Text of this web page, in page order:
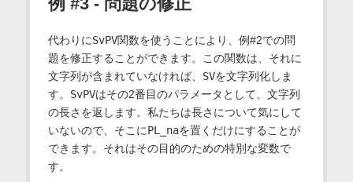
代わりにSvPV関数を使うことにより、例#2での問
題を修正することができます。この関数は、それに
文字列が含まれていなければ、 SVを文字列化しま
す。 SvPVはその2番目のパラメータとして、文字列
の長さを返します。私たちは長さについて気にして
いないので、そこにPL_naを置くだけにすることが
できます。それはその目的のための特別な変数で
す。